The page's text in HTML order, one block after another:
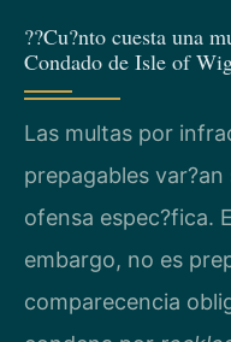
??Cu?nto cuesta una
Condado de Isle of
Las multas por
prepagables
ofensa espec?fica.
embargo, no es
comparecencia